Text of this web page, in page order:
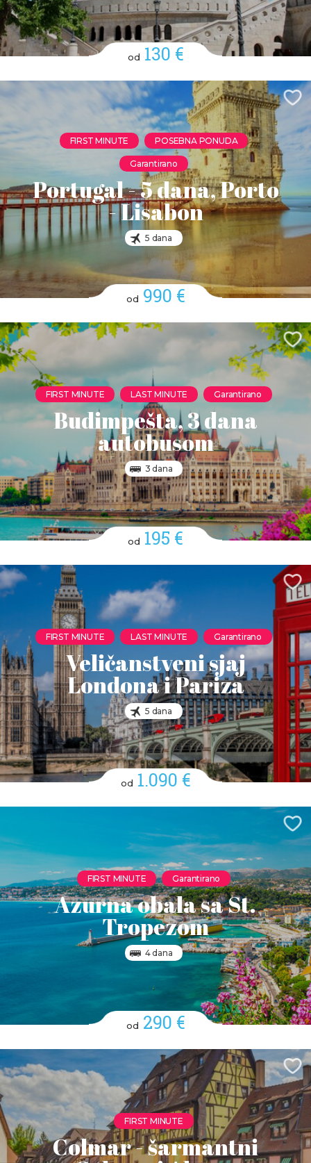
od 130 €
FIRST MINUTE POSEBNA PONUDA
Garantirano
Portugal - 5 dana, Porto
- Lisabon
5 dana
od 990 €
FIRST MINUTE LAST MINUTE Garantirano
Budimpešta, 3 dana
autobusom
3 dana
od 195 €
FIRST MINUTE LAST MINUTE Garantirano
Veličanstveni sjaj
Londona i Pariza
5 dana
od 1.090 €
FIRST MINUTE Garantirano
Azurna obala sa St.
Tropezom
4 dana
od 290 €
FIRST MINUTE
Colmar - šarmantni